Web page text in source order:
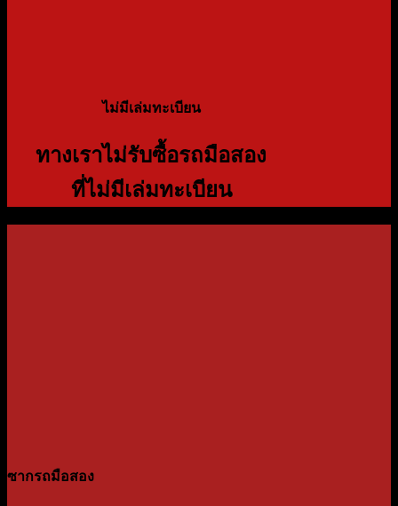
ไม่มีเล่มทะเบียน
ทางเราไม่รับซื้อรถมือสอง
ที่ไม่มีเล่มทะเบียน
ซากรถมือสอง